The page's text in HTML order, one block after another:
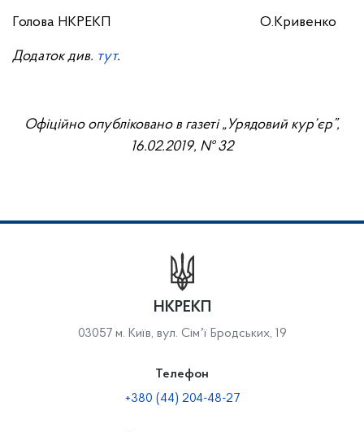
Голова НКРЕКП
О.Кривенко
Додаток див. тут.
Офіційно опубліковано в газеті „Урядовий кур’єр”,
16.02.2019, № 32
НКРЕКП
03057 м. Київ, вул. Сімʼї Бродських, 19
Телефон
+380 (44) 204-48-27